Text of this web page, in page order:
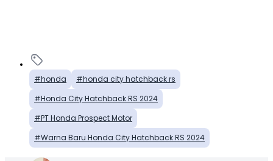
honda
honda city hatchback rs
Honda City Hatchback RS 2024
PT Honda Prospect Motor
Warna Baru Honda City Hatchback RS 2024